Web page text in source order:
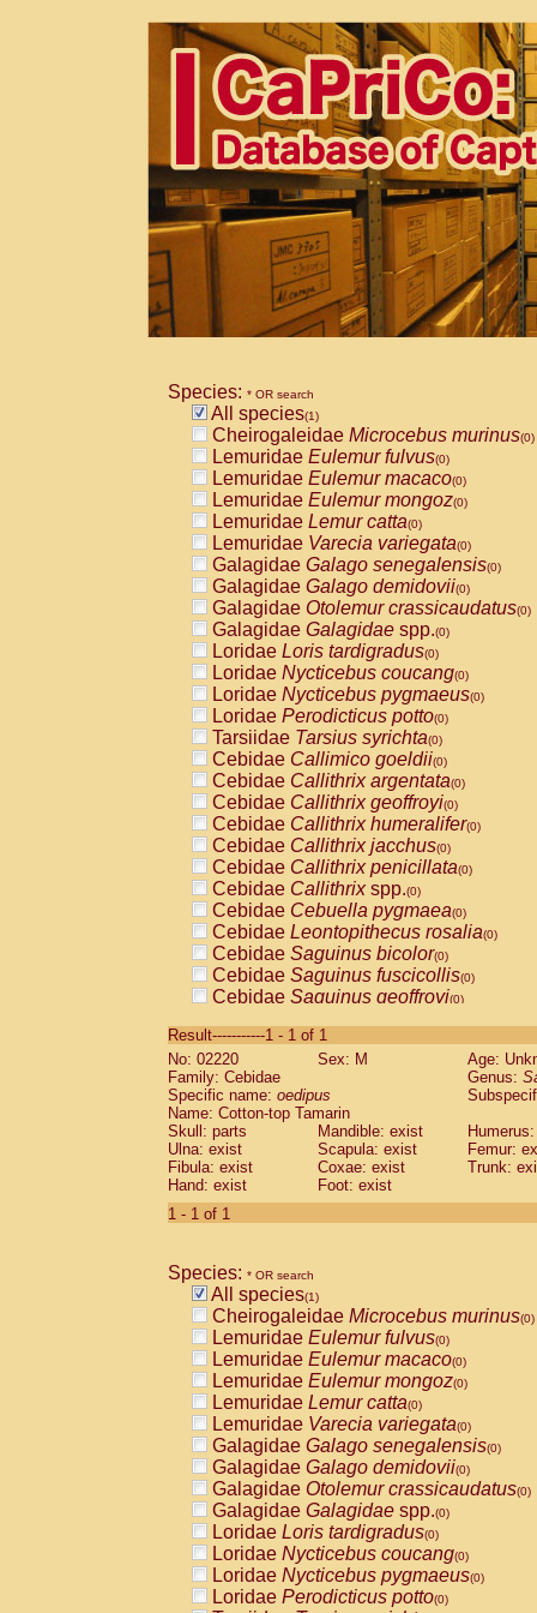
Species: * OR search
All species(1)
Cheirogaleidae Microcebus murinus(0)
Lemuridae Eulemur fulvus(0)
Lemuridae Eulemur macaco(0)
Lemuridae Eulemur mongoz(0)
Lemuridae Lemur catta(0)
Lemuridae Varecia variegata(0)
Galagidae Galago senegalensis(0)
Galagidae Galago demidovii(0)
Galagidae Otolemur crassicaudatus(0)
Galagidae Galagidae spp.(0)
Loridae Loris tardigradus(0)
Loridae Nycticebus coucang(0)
Loridae Nycticebus pygmaeus(0)
Loridae Perodicticus potto(0)
Tarsiidae Tarsius syrichta(0)
Cebidae Callimico goeldii(0)
Cebidae Callithrix argentata(0)
Cebidae Callithrix geoffroyi(0)
Cebidae Callithrix humeralifer(0)
Cebidae Callithrix jacchus(0)
Cebidae Callithrix penicillata(0)
Cebidae Callithrixspp.(0)
Cebidae Cebuella pygmaea(0)
Cebidae Leontopithecus rosalia(0)
Cebidae Saguinus bicolor(0)
Cebidae Saguinus fuscicollis(0)
Cebidae Saguinus geoffroyi(0)
CebidaeSaguinus labiatus(0)
Cebidae Saguinus leucopus (0)
Cebidae
CebidaeSaguinus mystax
Cebidae Saguinus nigricollis (0)
Cebidae Saguinus oedipus
Cebidae Saguinus weddelli
Cebidae Saguinusspp.
Cebidae
CebidaeCebus capucinus
CebidaeCebus nigrivittatus
CebidaeCebus spp.(0)
CebidaeSaimiri boliviensis(0)
CebidaeSaimiri sciureus(0)
AtelidaeAlouatta caraya(0)
AtelidaeAlouatta fusca(0)
AtelidaeAlouatta seniculus(0)
AtelidaeAlouattaspp.(0)
AtelidaeAteles belzebuth(0)
AtelidaeAteles geoffroyi(0)
AtelidaeAteles paniscus(0)
AtelidaeAtelesspp.(0)
AtelidaeLagothrix lagothricha(0)
AtelidaeLagothrix lagothricha cana
PitheciidaeCacajao calvus
Result-----------1 - 1 of 1
No: 02220
Sex: M
Age:
Family: Cebidae
Genus:
Specific name: oedipus
Name: Cotton-top Tamarin
Skull: parts
Mandible: exist
Ulna: exist
Scapula: exist
Femur:
Fibula: exist
Coxae: exist
Trunk:
Hand: exist
Foot: exist
1 - 1 of 1
Species: * OR search
All species(1)
Cheirogaleidae Microcebus murinus(0)
Lemuridae Eulemur fulvus(0)
Lemuridae Eulemur macaco(0)
Lemuridae Eulemur mongoz(0)
Lemuridae Lemur catta(0)
Lemuridae Varecia variegata(0)
Galagidae Galago senegalensis(0)
Galagidae Galago demidovii(0)
Galagidae Otolemur crassicaudatus(0)
Galagidae Galagidae spp.(0)
Loridae Loris tardigradus(0)
Loridae Nycticebus coucang(0)
Loridae Nycticebus pygmaeus(0)
Loridae Perodicticus potto(0)